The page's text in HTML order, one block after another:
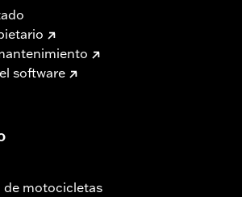
software
motocicletas